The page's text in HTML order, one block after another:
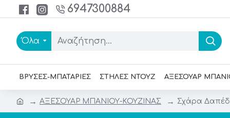
6947300884
Όλα
ΒΡΥΣΕΣ-ΜΠΑΤΑΡΙΕΣ ΣΤΗΛΕΣ ΝΤΟΥΖ ΑΞΕΣΟΥΑΡ
ΑΞΕΣΟΥΑΡ ΜΠΑΝΙΟΥ-ΚΟΥΖΙΝΑΣ Σχάρα